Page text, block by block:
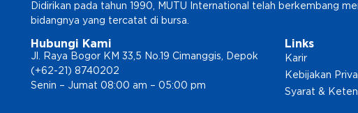
Didirikan pada tahun 1990, MUTU International telah berkembang
bidangnya yang tercatat di bursa.
Hubungi Kami
Jl. Raya Bogor KM 33,5 No.19 Cimanggis, Depok
(+62-21) 8740202
Senin – Jumat 08:00 am – 05:00 pm
Links
Karir
Kebijakan
Syarat &